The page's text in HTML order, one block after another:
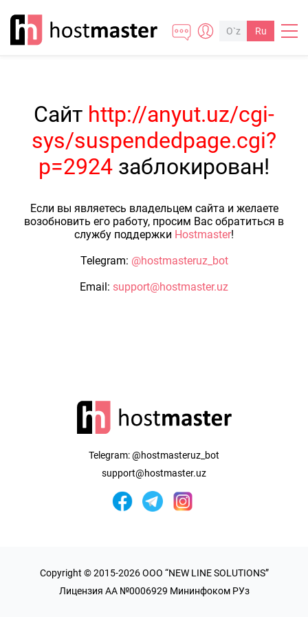
O`z Ru
Сайт http://anyut.uz/cgi-
sys/suspendedpage.cgi?
p=2924 заблокирован!
Если вы являетесь владельцем сайта и желаете
возобновить его работу, просим Вас обратиться в
службу поддержки Hostmaster!
Telegram: @hostmasteruz_bot
Email: support@hostmaster.uz
Telegram:@hostmasteruz_bot
support@hostmaster.uz
Copyright © 2015-2026 OOO “NEW LINE SOLUTIONS”
Лицензия AA №0006929 Мининфоком РУз